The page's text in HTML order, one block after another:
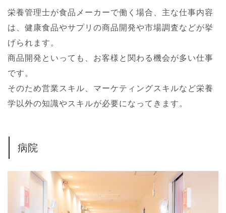
栄養管理士が食品メーカーで働く場合、主な仕事内容
は、健康食品やサプリの商品開発や市場調査などが挙
げられます。
商品開発といっても、お客様と関わる機会が多い仕事
です。
そのため営業スキル、マーケティングスキルなど栄養
学以外の知識やスキルが必要になってきます。
病院